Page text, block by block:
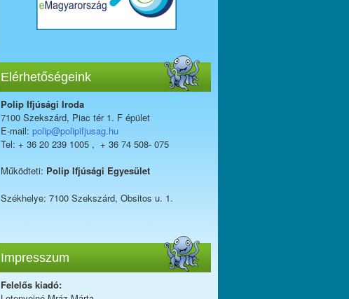
Elérhetőségeink
Polip Ifjúsági Iroda
7100 Szekszárd, Piac tér 1. F épület
E-mail: polip@polipifjusag.hu
Tel: + 36 20 239 1005 , + 36 74 508- 075
Működteti: Polip Ifjúsági Egyesület
Székhelye: 7100 Szekszárd, Obsitos u. 1.
Impresszum
Felelős kiadó: